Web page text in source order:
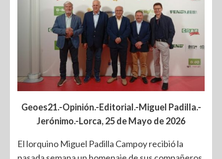
Geoes21.-Opinión.-Editorial.-Miguel Padilla.-
Jerónimo.-Lorca, 25 de Mayo de 2026
El lorquino Miguel Padilla Campoy recibió la